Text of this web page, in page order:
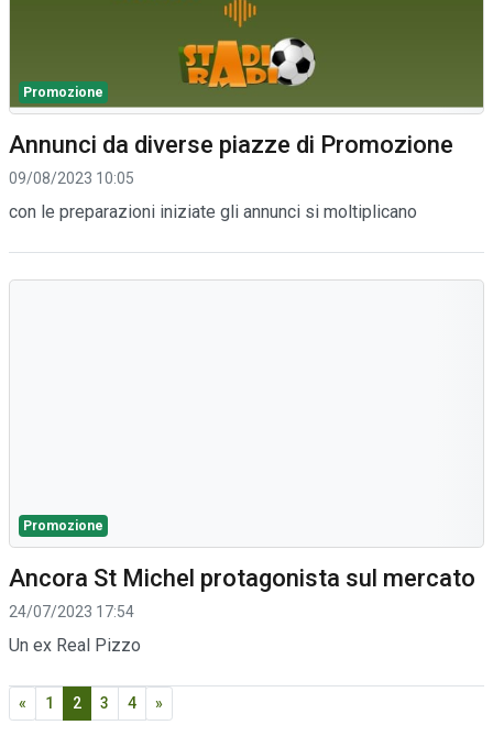
Promozione
Annunci da diverse piazze di Promozione
09/08/2023 10:05
con le preparazioni iniziate gli annunci si moltiplicano
Promozione
Ancora St Michel protagonista sul mercato
24/07/2023 17:54
Un ex Real Pizzo
« 1 2 3 4 »